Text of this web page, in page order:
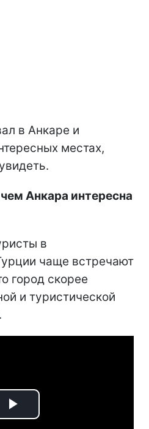
в Анкаре и
местах,
Анкара интересна
в
чаще встречают
город скорее
и туристической
Play